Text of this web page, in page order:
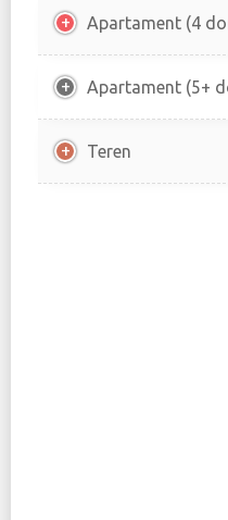
Apartament (4
Apartament (5+
Teren